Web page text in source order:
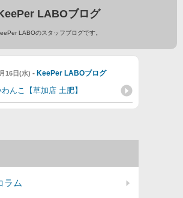
LABOブログ
LABOのスタッフブログです。
16日(水) - KeePer LABOブログ
んこ【草加店 土肥】
ラム